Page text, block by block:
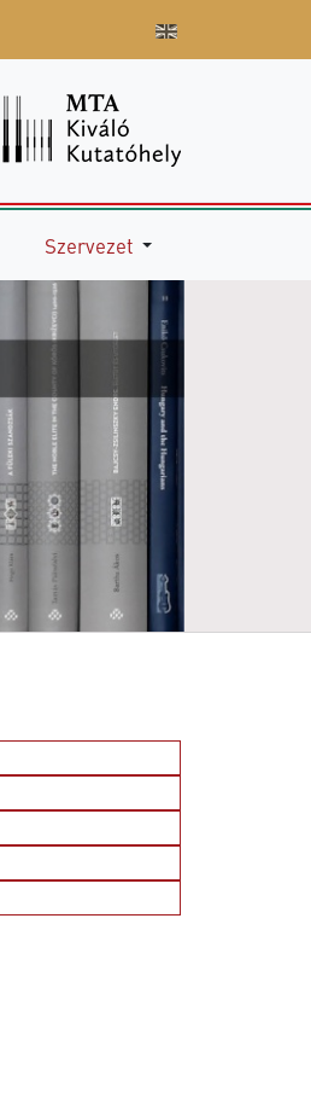
Szervezet